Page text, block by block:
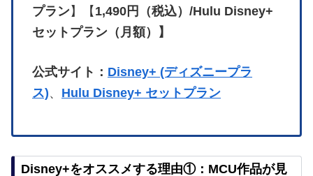
プラン】【 1,490円（税込）/Hulu Disney+
セットプラン（月額）】
公式サイト： Disney+ (ディズニープラ
ス)、 Hulu Disney+ セットプラン
Disney+をオススメする理由①：MCU作品が見